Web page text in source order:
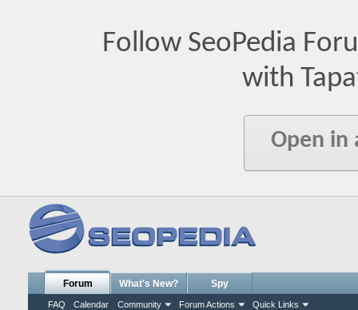
Follow SeoPedia
with
Open in
Forum
FAQ Calendar Community Forum Actions Quick Links
What's New? Spy